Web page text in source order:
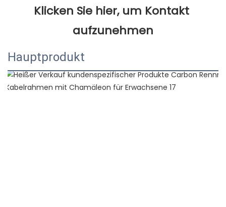
Klicken Sie hier, um Kontakt
Hauptprodukt